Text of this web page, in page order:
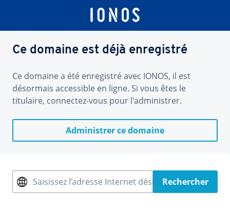
Ce domaine est déjà enregistré
Ce domaine a été enregistré avec IONOS, il est
désormais accessible en ligne. Si vous êtes le
titulaire, connectez-vous pour l'administrer.
Administrer ce domaine
Saisissez l’adresse Internet désiréeRechercher